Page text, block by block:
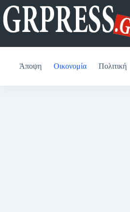
Μετάβαση
στο
περιεχόμενο
Άποψη Οικονομία Πολιτική